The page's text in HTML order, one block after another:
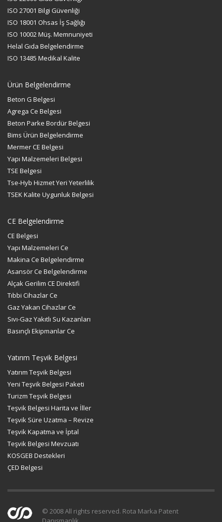
ISO 27001 Bilgi Güvenliği
ISO 18001 Ohsas İş Sağlığı
ISO 10002 Müş. Memnuniyeti
Helal Gıda Belgelendirme
ISO 13485 Medikal Kalite
Ürün Belgelendirme
Beton G Belgesi
Agrega Ce Belgesi
Beton Parke Bordür Belgesi
Bims Ürün Belgelendirme
Mermer CE Belgesi
Yapı Malzemeleri Belgesi
TSE Belgesi
Tse-Hyb Hizmet Yeri Yeterlilik
TSEK Kalite Uygunluk Belgesi
CE Belgelendirme
CE Belgesi
Yapı Malzemeleri Ce
Makina Ce Belgelendirme
Asansör Ce Belgelendirme
Alçak Gerilim CE Direktifi
Tıbbi Cihazlar Ce
Gaz Yakan Cihazlar Ce
Sıvı-Gaz Yakıtlı Su Kazanları
Basınçlı Ekipmanlar Ce
Yatırım Teşvik Belgesi
Yatırım Teşvik Belgesi
Yeni Teşvik Belgesi Paketi
Turizm Teşvik Belgesi
Teşvik Belgesi Harita ve İller
Teşvik Süre Uzatma – Revize
Teşvik Kapatma ve İptal
Teşvik Belgesi Mevzuatı
KOSGEB Destekleri
ÇED Belgesi
© 2008 All rights reserved. Rota Marka Patent